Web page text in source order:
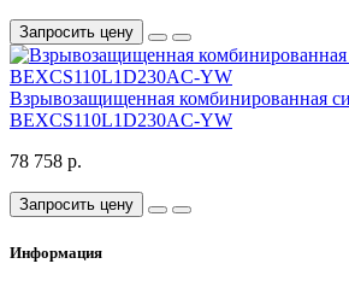
Запросить цену
Взрывозащищенная комбинированная
BEXCS110L1D230AC-YW
78 758 р.
Запросить цену
Информация